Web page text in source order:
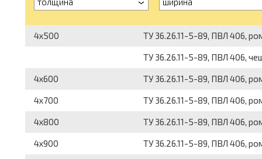
4x500 ТУ 36.26.11-5-89, ПВЛ 406,
ТУ 36.26.11-5-89, ПВЛ 406,
4x600 ТУ 36.26.11-5-89, ПВЛ 406,
4x700 ТУ 36.26.11-5-89, ПВЛ 406,
4x800 ТУ 36.26.11-5-89, ПВЛ 406,
4x900 ТУ 36.26.11-5-89, ПВЛ 406,